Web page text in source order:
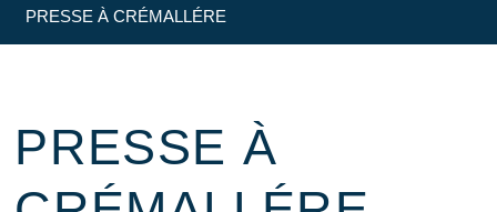
PRESSE À CRÉMALLÉRE
PRESSE À